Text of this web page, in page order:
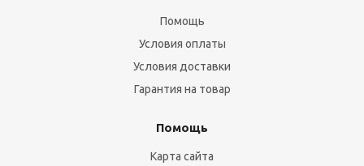
Помощь
Условия оплаты
Условия доставки
Гарантия на товар
Помощь
Карта сайта